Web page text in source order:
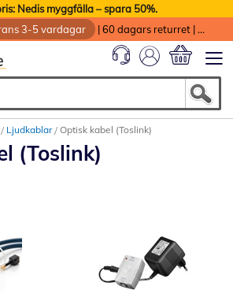
Nedis myggfälla – spara 50%.
3-5 vardagar |60 dagars returret |
Ljudkablar Optisk kabel (Toslink)
(Toslink)